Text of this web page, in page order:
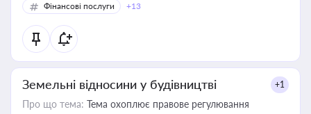
Фінансові послуги
+13
Земельні відносини у будівництві +1
Про що тема: Тема охоплює правове регулювання